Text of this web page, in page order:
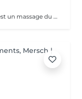
"THE BODY" comme son nom l'indique est un massage du corps complet. (Cuir chevelu compris) Pratiqué à l'aide de KANSAS rugueux (métal guérisseur de l'inde) Voici ce que ce massage vous apportera: *Une meilleur oxygénation et circulation du sang *Il réactivera vos capacités, concentration et clarté mentale *Il améliorera vos défenses immunitaires *Il détoxifiera votre corps (drainage) *Il aidera à la régulation du sommeil *Il soulagera les tensions de la vie quotidienne *Il rééquilibrera vos énergies